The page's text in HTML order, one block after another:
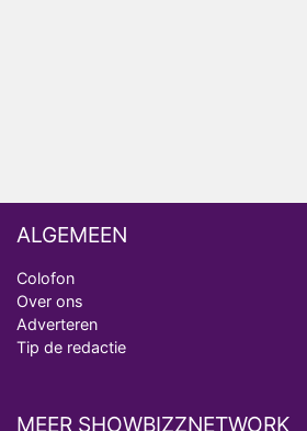
ALGEMEEN
Colofon
Over ons
Adverteren
Tip de redactie
MEER SHOWBIZZNETWORK